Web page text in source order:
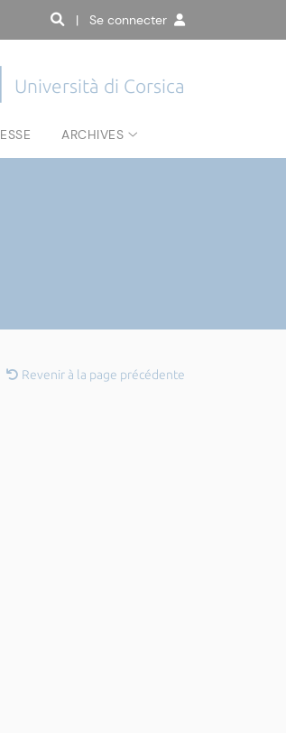
| Se connecter
Università di Corsica
ARCHIVES
Revenir à la page précédente